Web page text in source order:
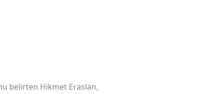
belirten Hikmet Eraslan,